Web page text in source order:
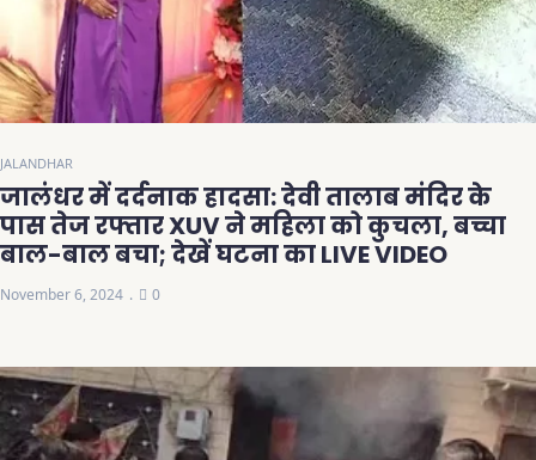
JALANDHAR
जालंधर में दर्दनाक हादसा: देवी तालाब मंदिर के
पास तेज रफ्तार XUV ने महिला को कुचला, बच्चा
बाल-बाल बचा; देखें घटना का LIVE VIDEO
November 6, 2024 0